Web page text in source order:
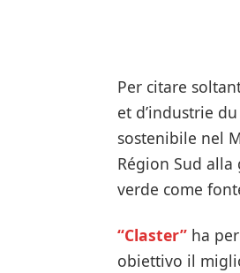
Per citare
et d’industrie
sostenibile nel
Région Sud alla
verde come
“Claster”ha per
obiettivo il